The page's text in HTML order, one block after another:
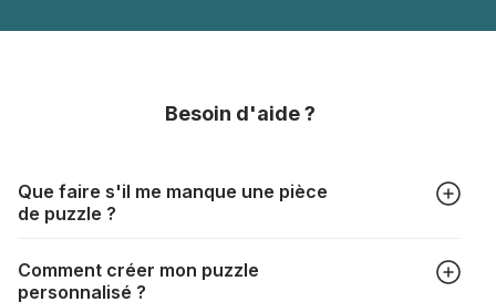
Besoin d'aide ?
Que faire s'il me manque une pièce
de puzzle ?
grand soin, mais il peut quand même arriver qu'il vous
manque une pièce. Chaque fabricant a sa propre procédure
Comment créer mon puzzle
personnalisé ?